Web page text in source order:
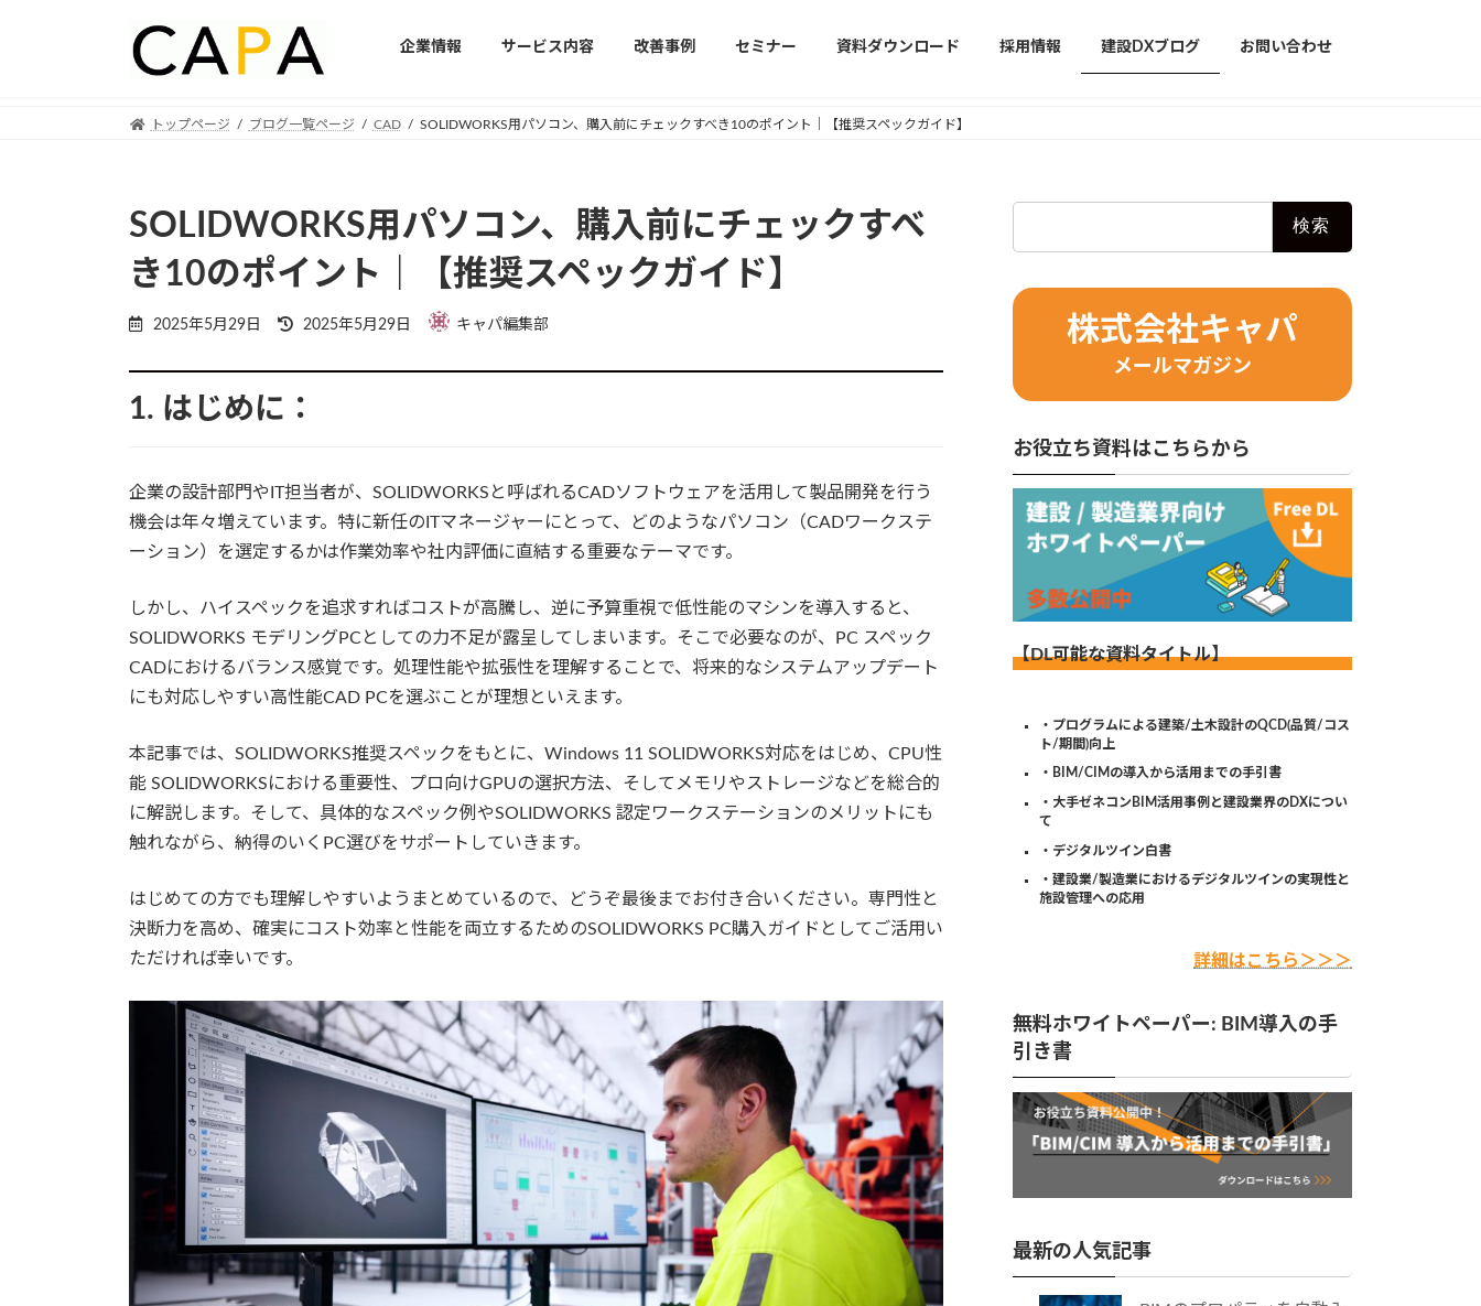
企業情報 サービス内容 改善事例 セミナー 資料ダウンロード 採用情報 建設DXブログ お問い合わせ
トップページ ブログ一覧ページ CAD SOLIDWORKS用パソコン、購入前にチェックすべき10のポイント｜【推奨スペックガイド】
SOLIDWORKS用パソコン、購入前にチェックすべ
き10のポイント｜【推奨スペックガイド】
2025年5月29日
Last
updated
2025年5月29日 キャパ編集部
1. はじめに：
企業の設計部門やIT担当者が、SOLIDWORKSと呼ばれるCADソフトウェアを活用して製品開発を行う
機会は年々増えています。特に新任のITマネージャーにとって、どのようなパソコン（CADワークステ
ーション）を選定するかは作業効率や社内評価に直結する重要なテーマです。
しかし、ハイスペックを追求すればコストが高騰し、逆に予算重視で低性能のマシンを導入すると、
SOLIDWORKS モデリングPCとしての力不足が露呈してしまいます。そこで必要なのが、PC スペック
CADにおけるバランス感覚です。処理性能や拡張性を理解することで、将来的なシステムアップデート
にも対応しやすい高性能CAD PCを選ぶことが理想といえます。
本記事では、SOLIDWORKS推奨スペックをもとに、Windows 11 SOLIDWORKS対応をはじめ、CPU性
能 SOLIDWORKSにおける重要性、プロ向けGPUの選択方法、そしてメモリやストレージなどを総合的
に解説します。そして、具体的なスペック例やSOLIDWORKS 認定ワークステーションのメリットにも
触れながら、納得のいくPC選びをサポートしていきます。
はじめての方でも理解しやすいようまとめているので、どうぞ最後までお付き合いください。専門性と
決断力を高め、確実にコスト効率と性能を両立するためのSOLIDWORKS PC購入ガイドとしてご活用い
ただければ幸いです。
株式会社キャパ
メールマガジン
お役立ち資料はこちらから
【DL可能な資料タイトル】
・プログラムによる建築/土木設計のQCD(品質/コス
ト/期間)向上
・BIM/CIMの導入から活用までの手引書
・大手ゼネコンBIM活用事例と建設業界のDXについ
て
・デジタルツイン白書
・建設業/製造業におけるデジタルツインの実現性と
施設管理への応用
詳細はこちら＞＞＞
無料ホワイトペーパー: BIM導入の手
引き書
最新の人気記事